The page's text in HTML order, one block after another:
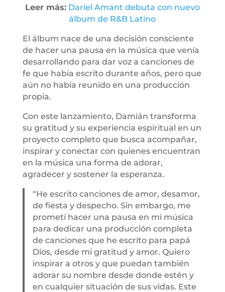
Leer más:Dariel Amant debuta con nuevo
álbum de R&B Latino
El álbum nace de una decisión consciente
de hacer una pausa en la música que venía
desarrollando para dar voz a canciones de
fe que había escrito durante años, pero que
aún no había reunido en una producción
propia.
Con este lanzamiento, Damián transforma
su gratitud y su experiencia espiritual en un
proyecto completo que busca acompañar,
inspirar y conectar con quienes encuentran
en la música una forma de adorar,
agradecer y sostener la esperanza.
“He escrito canciones de amor, desamor,
de fiesta y despecho. Sin embargo, me
prometí hacer una pausa en mi música
para dedicar una producción completa
de canciones que he escrito para papá
Dios, desde mi gratitud y amor. Quiero
inspirar a otros y que puedan también
adorar su nombre desde donde estén y
en cualquier situación de sus vidas. Este